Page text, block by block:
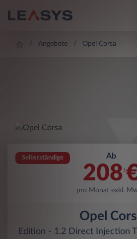
Angebote Opel Corsa
Selbstständige Ab
208 1
pro Monat exkl.
Opel
Edition - 1.2 Direct Injection